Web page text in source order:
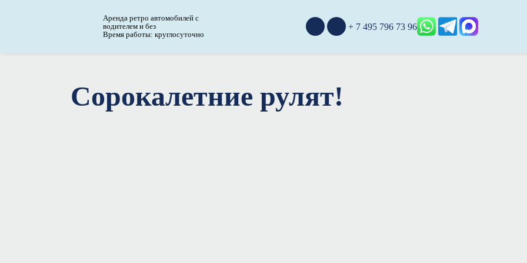
Аренда ретро автомобилей с
водителем и без
Время работы: круглосуточно
+ 7 495 796 73 96
Сорокалетние рулят!